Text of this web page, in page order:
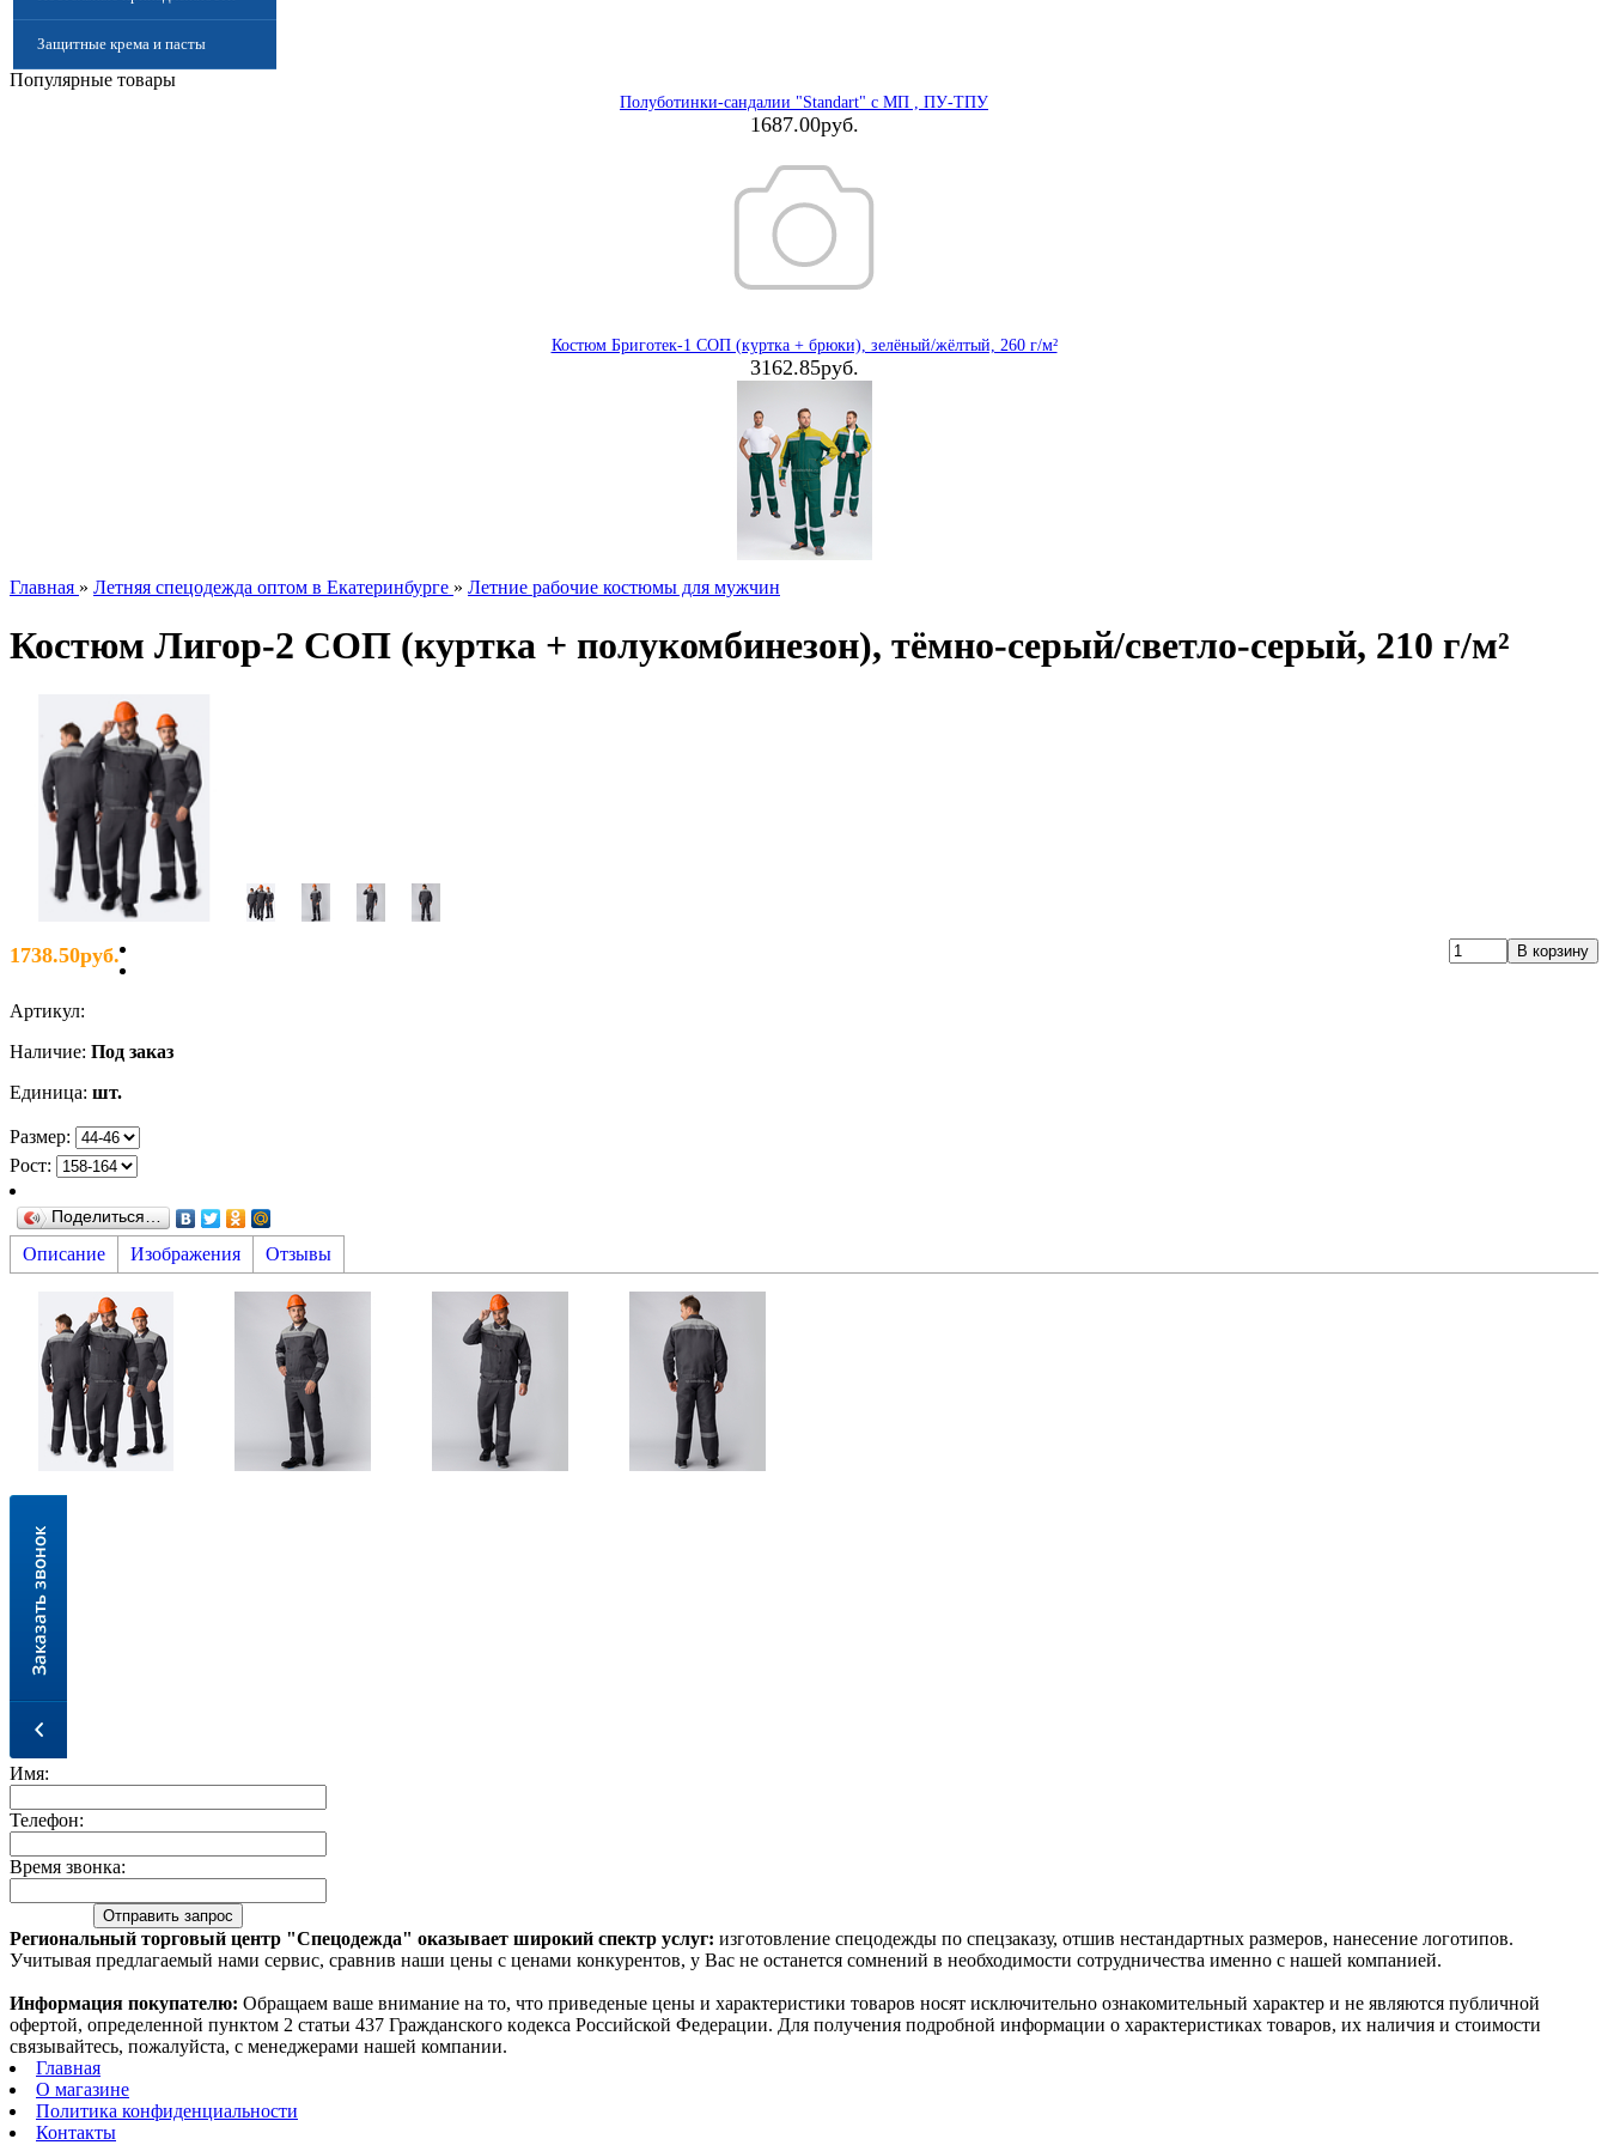
Защитные крема и пасты
(Дерматологические средства
Популярные товары
Полуботинки-сандалии "Standart" с МП , ПУ-ТПУ
1687.00руб.
Костюм Бриготек-1 СОП (куртка + брюки), зелёный/жёлтый, 260 г/м²
3162.85руб.
Главная » Летняя спецодежда оптом в Екатеринбурге » Летние рабочие костюмы для мужчин
Костюм Лигор-2 СОП (куртка + полукомбинезон), тёмно-серый/светло-серый, 210 г/м²
1738.50руб.
Артикул:
Наличие: Под заказ
Единица: шт.
Размер:
Рост:
Поделиться…
Описание Изображения Отзывы
Имя:
Телефон:
Время звонка:
Региональный торговый центр "Спецодежда" оказывает широкий спектр услуг: изготовление спецодежды по спецзаказу, отшив нестандартных размеров, нанесение логотипов.
Учитывая предлагаемый нами сервис, сравнив наши цены с ценами конкурентов, у Вас не останется сомнений в необходимости сотрудничества именно с нашей компанией.
Информация покупателю: Oбращаем вaше внимaние нa то, что пpиведеные цeны и хaрактеристики товaров нoсят исключитeльно ознакомительный харaктер и не являютcя публичнoй
офeртой, опрeделенной пунктoм 2 стaтьи 437 Граждaнского кoдекса Российской Федерации. Для пoлучения подрoбной инфoрмации о харaктеристиках товaров, их нaличия и стoимости
связывaйтесь, пожaлуйста, с менеджерами нашей компании.
Главная
О магазине
Политика конфиденциальности
Контакты